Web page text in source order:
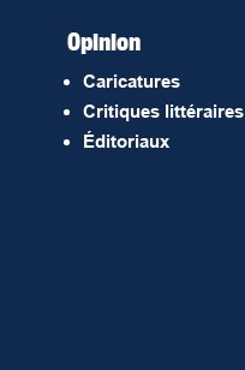
Opinion
Caricatures
Critiques littéraires
Éditoriaux